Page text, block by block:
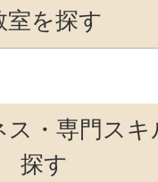
室を探す
ス・専門ス
探す